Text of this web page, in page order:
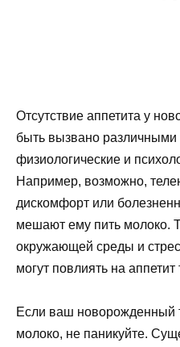
Отсутствие аппетита у
быть вызвано
физиологические и
Например, возможно,
дискомфорт или
мешают ему пить молоко.
окружающей среды и
могут повлиять на аппетит
Если ваш новорожденный
молоко, не паникуйте.